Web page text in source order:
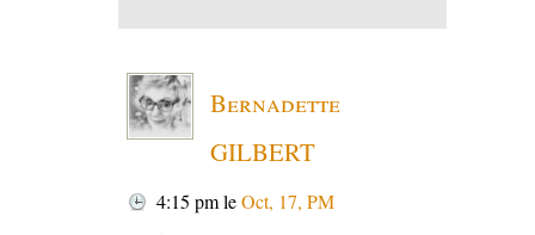
Bernadette
GILBERT
4:15 pmleOct, 17, PM